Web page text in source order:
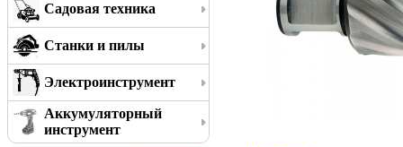
Садовая техника
Станки и пилы
Электроинструмент
Аккумуляторный
инструмент